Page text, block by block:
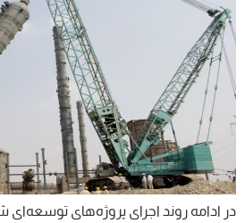
در ادامه روند اجرای پروژه‌های